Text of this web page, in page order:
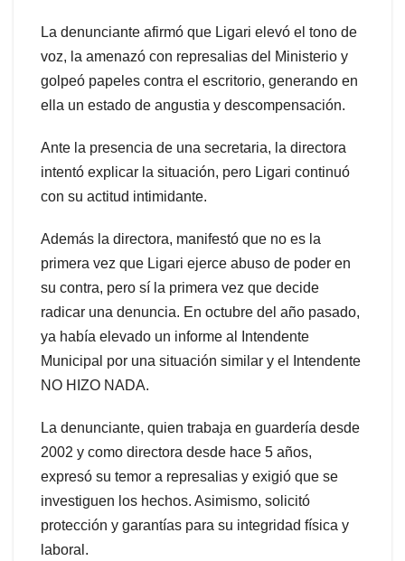
La denunciante afirmó que Ligari elevó el tono de
voz, la amenazó con represalias del Ministerio y
golpeó papeles contra el escritorio, generando en
ella un estado de angustia y descompensación.
Ante la presencia de una secretaria, la directora
intentó explicar la situación, pero Ligari continuó
con su actitud intimidante.
Además la directora, manifestó que no es la
primera vez que Ligari ejerce abuso de poder en
su contra, pero sí la primera vez que decide
radicar una denuncia. En octubre del año pasado,
ya había elevado un informe al Intendente
Municipal por una situación similar y el Intendente
NO HIZO NADA.
La denunciante, quien trabaja en guardería desde
2002 y como directora desde hace 5 años,
expresó su temor a represalias y exigió que se
investiguen los hechos. Asimismo, solicitó
protección y garantías para su integridad física y
laboral.